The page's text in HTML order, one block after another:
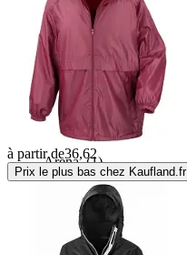
Altus(7)
Ankerglut (3)
Aprel (6)
Arena(1)
Armada (2)
à partir de36,62
Prix le plus bas chez Kaufland.fr